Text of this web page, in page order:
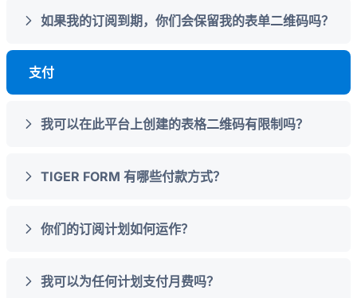
如果我的订阅到期，你们会保留我的表单二维码吗？
支付
我可以在此平台上创建的表格二维码有限制吗？
TIGER FORM 有哪些付款方式？
你们的订阅计划如何运作？
我可以为任何计划支付月费吗？